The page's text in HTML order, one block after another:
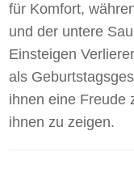
für Komfort,
und der untere
Einsteigen
als
ihnen eine Freude
ihnen zu zeigen.